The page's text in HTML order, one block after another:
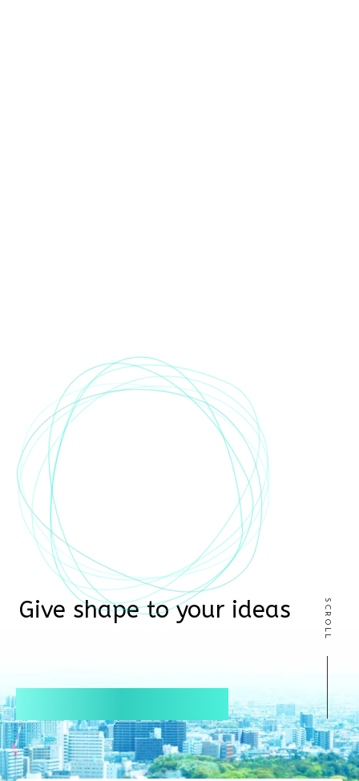
Give shape to your ideas SCROLL